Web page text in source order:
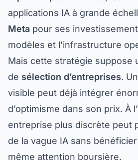
applications IA à grande
Meta pour ses
modèles et l’infrastructure
Mais cette stratégie suppose
de sélection d’entreprises .
visible peut déjà intégrer
d’optimisme dans son prix. À
entreprise plus discrète peut
de la vague IA sans
même attention boursière.